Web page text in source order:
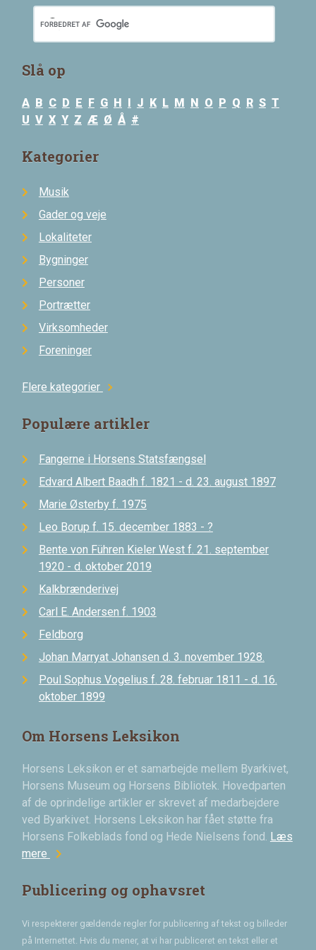
Slå op
A B C D E F G H I J K L M N O P Q R S T
U V X Y Z Æ Ø Å #
Kategorier
Musik
Gader og veje
Lokaliteter
Bygninger
Personer
Portrætter
Virksomheder
Foreninger
Flere kategorier chevron_right
Populære artikler
Fangerne i Horsens Statsfængsel
Edvard Albert Baadh f. 1821 - d. 23. august 1897
Marie Østerby f. 1975
Leo Borup f. 15. december 1883 - ?
Bente von Führen Kieler West f. 21. september
1920 - d. oktober 2019
Kalkbrænderivej
Carl E. Andersen f. 1903
Feldborg
Johan Marryat Johansen d. 3. november 1928.
Poul Sophus Vogelius f. 28. februar 1811 - d. 16.
oktober 1899
Om Horsens Leksikon
Horsens Leksikon er et samarbejde mellem Byarkivet,
Horsens Museum og Horsens Bibliotek. Hovedparten
af de oprindelige artikler er skrevet af medarbejdere
ved Byarkivet. Horsens Leksikon har fået støtte fra
Horsens Folkeblads fond og Hede Nielsens fond. Læs
mere chevron_right
Publicering og ophavsret
Vi respekterer gældende regler for publicering af tekst og billeder
på Internettet. Hvis du mener, at vi har publiceret en tekst eller et